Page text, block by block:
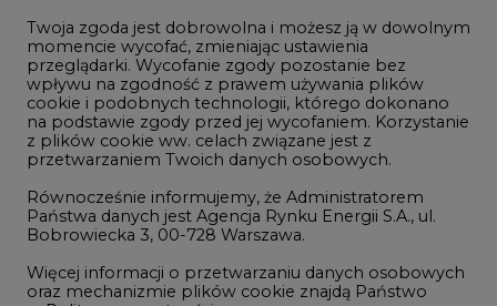
Atom
Fotowoltaika
Offshore wind
Zielone samorządy
Zielona gospodarka
Twoja zgoda jest dobrowolna i możesz ją w dowolnym
momencie wycofać, zmieniając ustawienia
przeglądarki. Wycofanie zgody pozostanie bez
wpływu na zgodność z prawem używania plików
cookie i podobnych technologii, którego dokonano
na podstawie zgody przed jej wycofaniem. Korzystanie
z plików cookie ww. celach związane jest z
przetwarzaniem Twoich danych osobowych.
Równocześnie informujemy, że Administratorem
Państwa danych jest Agencja Rynku Energii S.A., ul.
Bobrowiecka 3, 00-728 Warszawa.
Więcej informacji o przetwarzaniu danych osobowych
oraz mechanizmie plików cookie znajdą Państwo